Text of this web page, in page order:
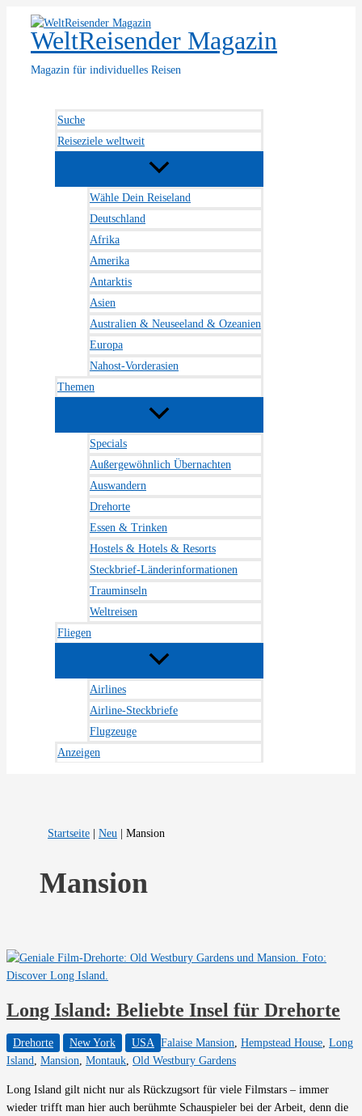
Inhalt
springenWeltReisender Magazin
Magazin für individuelles Reisen
Suche
Reiseziele weltweit
Wähle Dein Reiseland
Deutschland
Afrika
Amerika
Antarktis
Asien
Australien & Neuseeland & Ozeanien
Europa
Nahost-Vorderasien
Themen
Specials
Außergewöhnlich Übernachten
Auswandern
Drehorte
Essen & Trinken
Hostels & Hotels & Resorts
Steckbrief-Länderinformationen
Trauminseln
Weltreisen
Fliegen
Airlines
Airline-Steckbriefe
Flugzeuge
Anzeigen
Startseite |Neu |Mansion
Mansion
Long Island: Beliebte Insel für Drehorte
Drehorte New York USA Falaise Mansion, Hempstead House, Long
Island, Mansion, Montauk, Old Westbury Gardens
Long Island gilt nicht nur als Rückzugsort für viele Filmstars – immer
wieder trifft man hier auch berühmte Schauspieler bei der Arbeit, denn die